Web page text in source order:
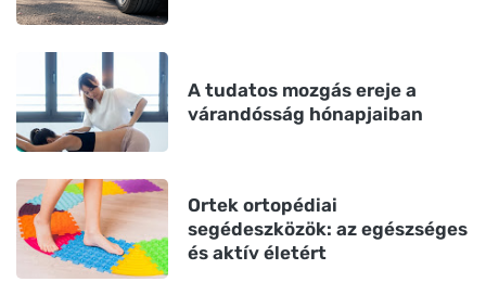
A tudatos mozgás ereje a
várandósság hónapjaiban
Ortek ortopédiai
segédeszközök: az egészséges
és aktív életért